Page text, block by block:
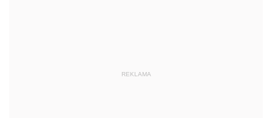
REKLAMA